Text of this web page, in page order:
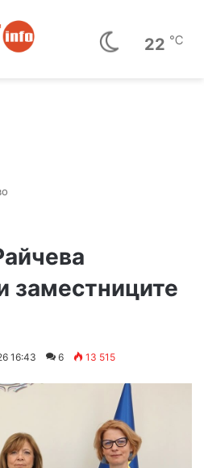
22 ℃
заместниците
16:43 6 13 515